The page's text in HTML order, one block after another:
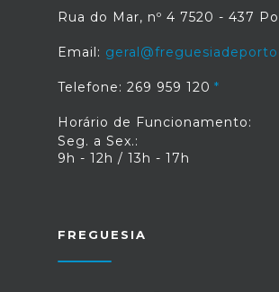
Rua do Mar, nº 4 7520 - 437
Email:
Telefone: 269 959 120
Horário de Funcionamento:
Seg. a Sex.:
9h - 12h / 13h - 17h
FREGUESIA